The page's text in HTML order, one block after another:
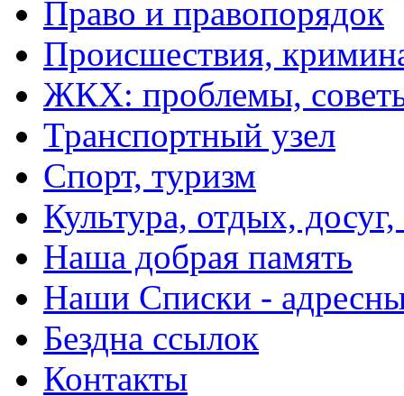
Право и правопорядок
Происшествия,
ЖКХ: проблемы,
Транспортный узел
Спорт, туризм
Культура, отдых,
Наша добрая память
Наши Списки -
Бездна ссылок
Контакты